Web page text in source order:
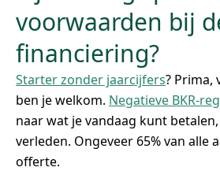
voorwaarden bij
financiering?
Starter zonder jaarcijfers? Prima,
ben je welkom. Negatieve BKR-
naar wat je vandaag kunt
verleden. Ongeveer 65% van alle
offerte.